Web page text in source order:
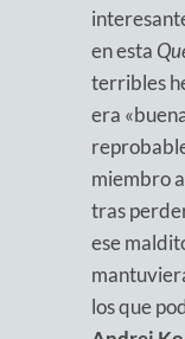
en esta
terribles
era
miembro
tras
ese
los que